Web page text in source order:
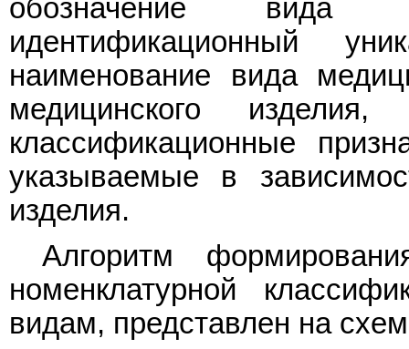
обозначение вида
идентификационный
наименование вида
медицинского изделия,
классификационные
указываемые в
изделия.
Алгоритм
номенклатурной
видам, представлен на